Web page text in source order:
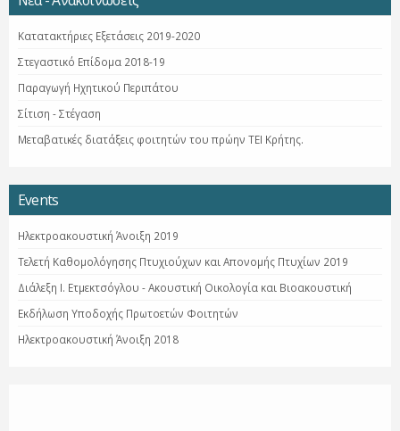
Κατατακτήριες Εξετάσεις 2019-2020
Στεγαστικό Επίδομα 2018-19
Παραγωγή Ηχητικού Περιπάτου
Σίτιση - Στέγαση
Μεταβατικές διατάξεις φοιτητών του πρώην ΤΕΙ Κρήτης.
Events
Ηλεκτροακουστική Άνοιξη 2019
Τελετή Καθομολόγησης Πτυχιούχων και Απονομής Πτυχίων 2019
Διάλεξη Ι. Ετμεκτσόγλου - Ακουστική Οικολογία και Βιοακουστική
Εκδήλωση Υποδοχής Πρωτοετών Φοιτητών
Ηλεκτροακουστική Άνοιξη 2018